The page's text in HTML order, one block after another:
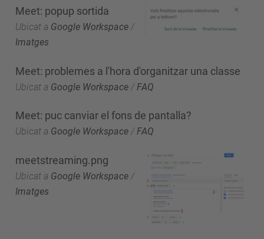
Meet: popup sortida
Ubicat a Google Workspace /
Imatges
Meet: problemes a l'hora d'organitzar una classe
Ubicat a Google Workspace / FAQ
Meet: puc canviar el fons de pantalla?
Ubicat a Google Workspace /FAQ
meetstreaming.png
Ubicat a Google Workspace /
Imatges